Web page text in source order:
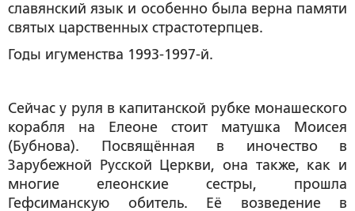
славянский язык и особенно была верна памяти
святых царственных страстотерпцев.
Годы игуменства 1993-1997-й.
Сейчас у руля в капитанской рубке монашеского
корабля на Елеоне стоит матушка Моисея
(Бубнова). Посвящённая в иночество в
Зарубежной Русской Церкви, она также, как и
многие елеонские сестры, прошла
Гефсиманскую обитель. Её возведение в